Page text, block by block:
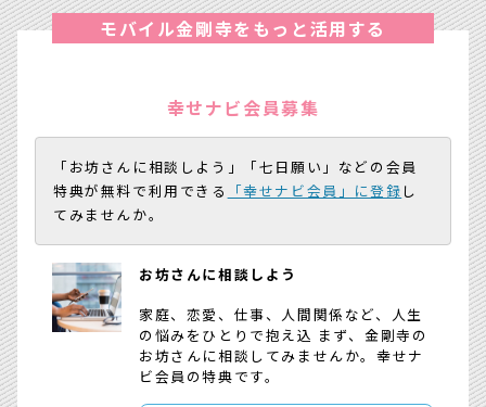
モバイル金剛寺をもっと活用する
幸せナビ会員募集
「お坊さんに相談しよう」「七日願い」などの会員
特典が無料で利用できる
「幸せナビ会員」に登録 し
てみませんか。
お坊さんに相談しよう
家庭、恋愛、仕事、人間関係など、人生
の悩みをひとりで抱え込 まず、金剛寺の
お坊さんに相談してみませんか。幸せナ
ビ会員の特典です。